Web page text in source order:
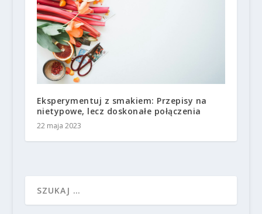
Eksperymentuj z smakiem: Przepisy na
nietypowe, lecz doskonałe połączenia
22 maja 2023